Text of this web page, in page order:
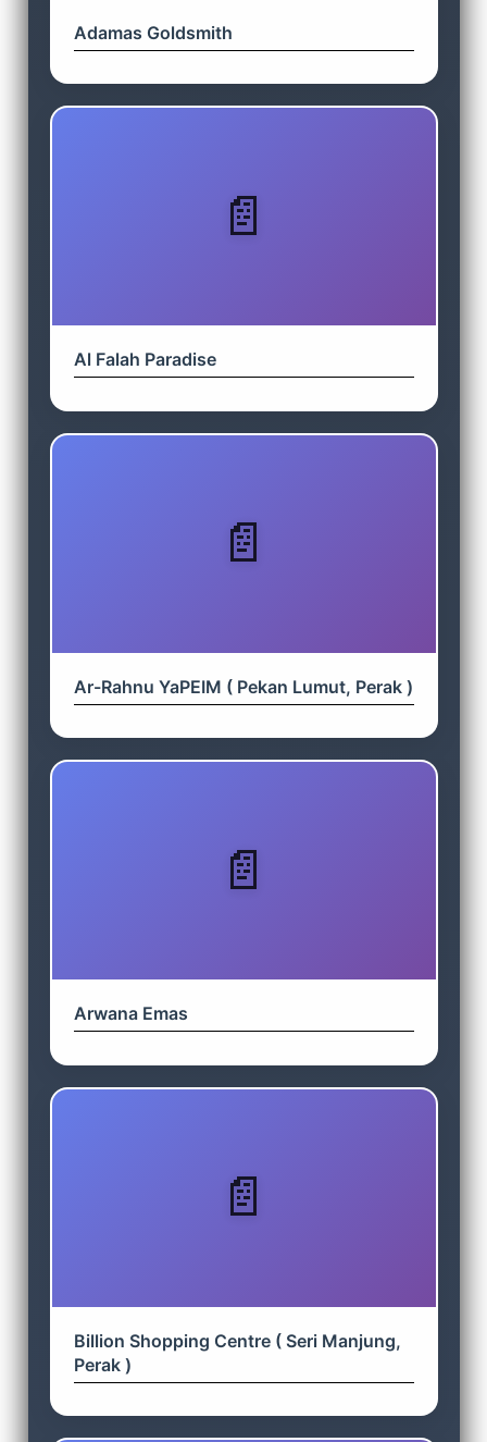
Adamas Goldsmith
Al Falah Paradise
Ar-Rahnu YaPEIM ( Pekan Lumut, Perak )
Arwana Emas
Billion Shopping Centre ( Seri Manjung,
Perak )